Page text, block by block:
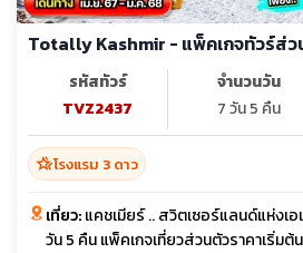
Totally Kashmir - แพ็คเกจทัวร์ส่ว
รหัสทัวร์
TVZ2437
จำนวนวัน
7 วัน 5 คืน
hotel_classโรงแรม 3 ดาว
เที่ยว:แคชเมียร์ .. สวิตเซอร์แลนด์แห่งเอ
วัน 5 คืน แพ็คเกจเที่ยวส่วนตัวราคาเริ่ม